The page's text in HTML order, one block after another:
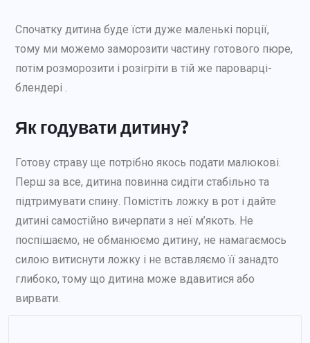
Спочатку дитина буде їсти дуже маленькі порції,
тому ми можемо заморозити частину готового пюре,
потім розморозити і розігріти в тій же пароварці-
блендері .
Як годувати дитину?
Готову страву ще потрібно якось подати малюкові.
Перш за все, дитина повинна сидіти стабільно та
підтримувати спину. Помістіть ложку в рот і дайте
дитині самостійно вичерпати з неї м’якоть. Не
поспішаємо, не обманюємо дитину, не намагаємось
силою витиснути ложку і не вставляємо її занадто
глибоко, тому що дитина може вдавитися або
вирвати.